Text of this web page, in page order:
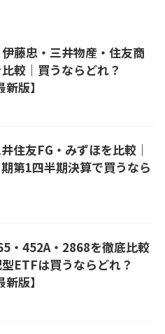
藤忠・三井物産・住友商
較｜買うならどれ？
新版】
住友FG・みずほを比較｜
第1四半期決算で買うなら
・452A・2868を徹底比較
型ETFは買うならどれ？
新版】